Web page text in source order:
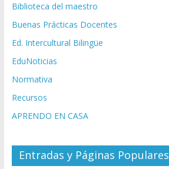
Biblioteca del maestro
Buenas Prácticas Docentes
Ed. Intercultural Bilingüe
EduNoticias
Normativa
Recursos
APRENDO EN CASA
Entradas y Páginas Populares